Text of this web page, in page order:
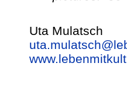
Uta Mulatsch
uta.mulatsch@